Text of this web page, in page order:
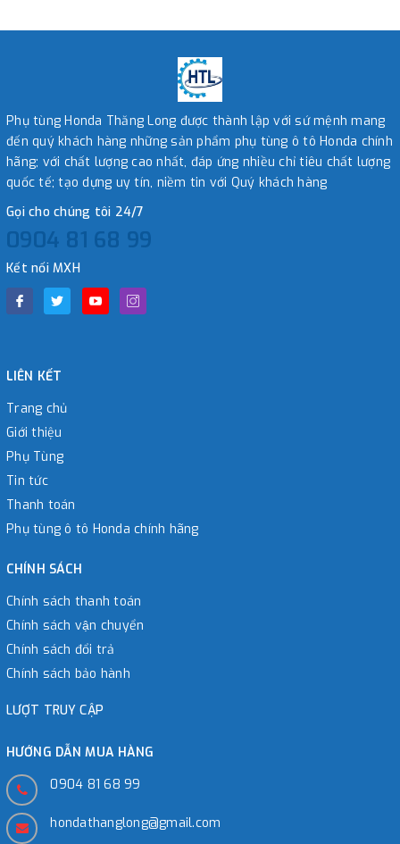
Phụ tùng Honda Thăng Long được thành lập với sứ mệnh mang
đến quý khách hàng những sản phẩm phụ tùng ô tô Honda chính
hãng; với chất lượng cao nhất, đáp ứng nhiều chỉ tiêu chất lượng
quốc tế; tạo dựng uy tín, niềm tin với Quý khách hàng
Gọi cho chúng tôi 24/7
0904 81 68 99
Kết nối MXH
LIÊN KẾT
Trang chủ
Giới thiệu
Phụ Tùng
Tin tức
Thanh toán
Phụ tùng ô tô Honda chính hãng
CHÍNH SÁCH
Chính sách thanh toán
Chính sách vận chuyển
Chính sách đổi trả
Chính sách bảo hành
LƯỢT TRUY CẬP
HƯỚNG DẪN MUA HÀNG
0904 81 68 99
hondathanglong@gmail.com